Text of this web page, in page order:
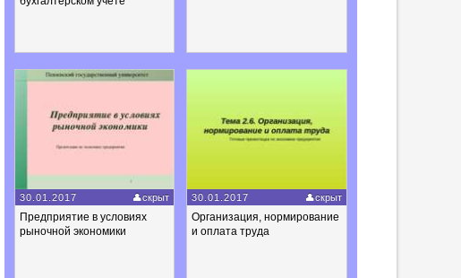
30.01.2017 скрыт
Предприятие в условиях
рыночной экономики
30.01.2017 скрыт
Организация, нормирование
и оплата труда